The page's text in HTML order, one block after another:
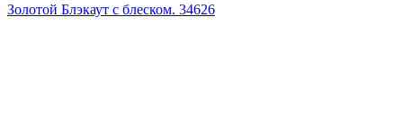
Золотой Блэкаут с блеском. 34626